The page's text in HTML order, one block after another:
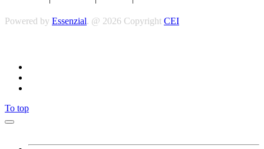
Powered by Essenzial. @ 2026 Copyright CEI
To top